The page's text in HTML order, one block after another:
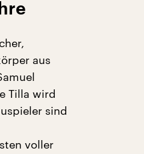
aus
Tilla wird
sind
voller